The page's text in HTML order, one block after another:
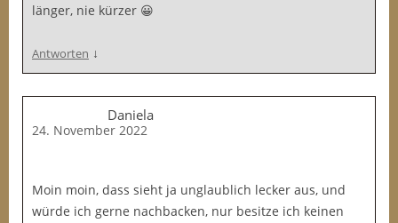
länger, nie kürzer 😀
Antworten ↓
Daniela
24. November 2022
Moin moin, dass sieht ja unglaublich lecker aus, und
würde ich gerne nachbacken, nur besitze ich keinen